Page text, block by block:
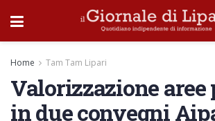
Home Tam Tam Lipari
Valorizzazione aree
in due convegni